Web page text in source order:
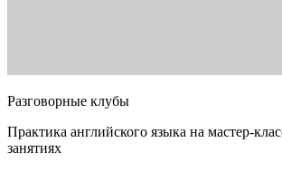
Разговорные клубы
Практика английского языка на мастер-
занятиях